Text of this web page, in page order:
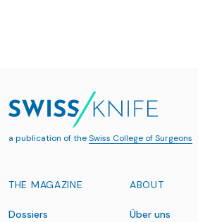
a publication of theSwiss College of Surgeons
THE MAGAZINE
Dossiers
ABOUT
Über uns